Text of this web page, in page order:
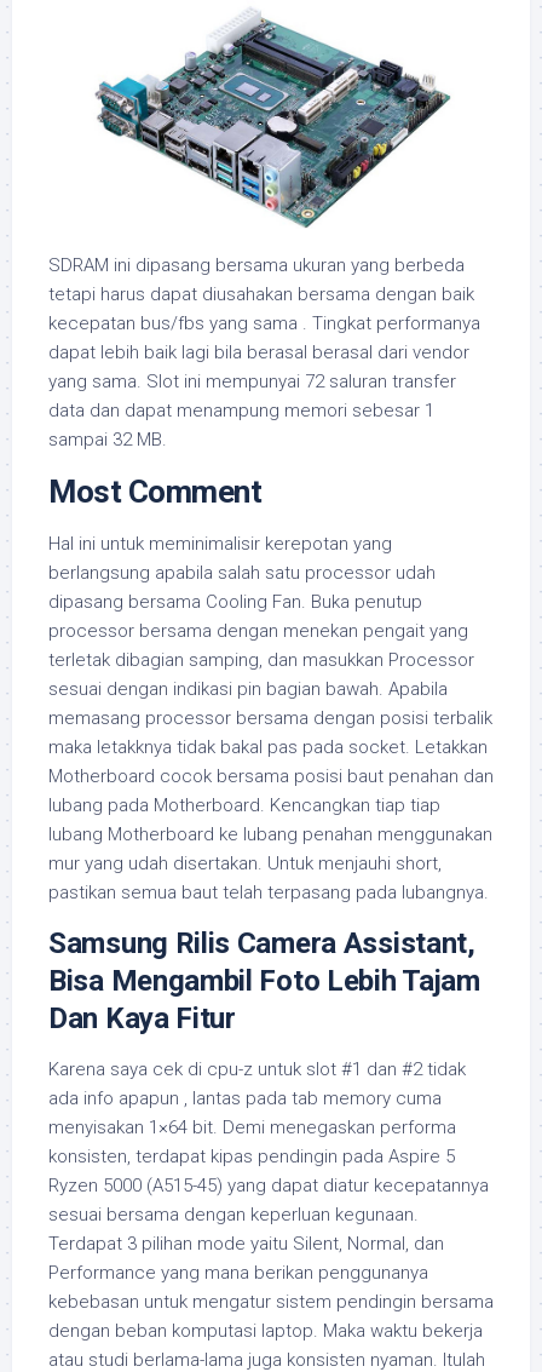
SDRAM ini dipasang bersama ukuran yang berbeda
tetapi harus dapat diusahakan bersama dengan baik
kecepatan bus/fbs yang sama . Tingkat performanya
dapat lebih baik lagi bila berasal berasal dari vendor
yang sama. Slot ini mempunyai 72 saluran transfer
data dan dapat menampung memori sebesar 1
sampai 32 MB.
Most Comment
Hal ini untuk meminimalisir kerepotan yang
berlangsung apabila salah satu processor udah
dipasang bersama Cooling Fan. Buka penutup
processor bersama dengan menekan pengait yang
terletak dibagian samping, dan masukkan Processor
sesuai dengan indikasi pin bagian bawah. Apabila
memasang processor bersama dengan posisi terbalik
maka letakknya tidak bakal pas pada socket. Letakkan
Motherboard cocok bersama posisi baut penahan dan
lubang pada Motherboard. Kencangkan tiap tiap
lubang Motherboard ke lubang penahan menggunakan
mur yang udah disertakan. Untuk menjauhi short,
pastikan semua baut telah terpasang pada lubangnya.
Samsung Rilis Camera Assistant,
Bisa Mengambil Foto Lebih Tajam
Dan Kaya Fitur
Karena saya cek di cpu-z untuk slot #1 dan #2 tidak
ada info apapun , lantas pada tab memory cuma
menyisakan 1×64 bit. Demi menegaskan performa
konsisten, terdapat kipas pendingin pada Aspire 5
Ryzen 5000 (A515-45) yang dapat diatur kecepatannya
sesuai bersama dengan keperluan kegunaan.
Terdapat 3 pilihan mode yaitu Silent, Normal, dan
Performance yang mana berikan penggunanya
kebebasan untuk mengatur sistem pendingin bersama
dengan beban komputasi laptop. Maka waktu bekerja
atau studi berlama-lama juga konsisten nyaman. Itulah